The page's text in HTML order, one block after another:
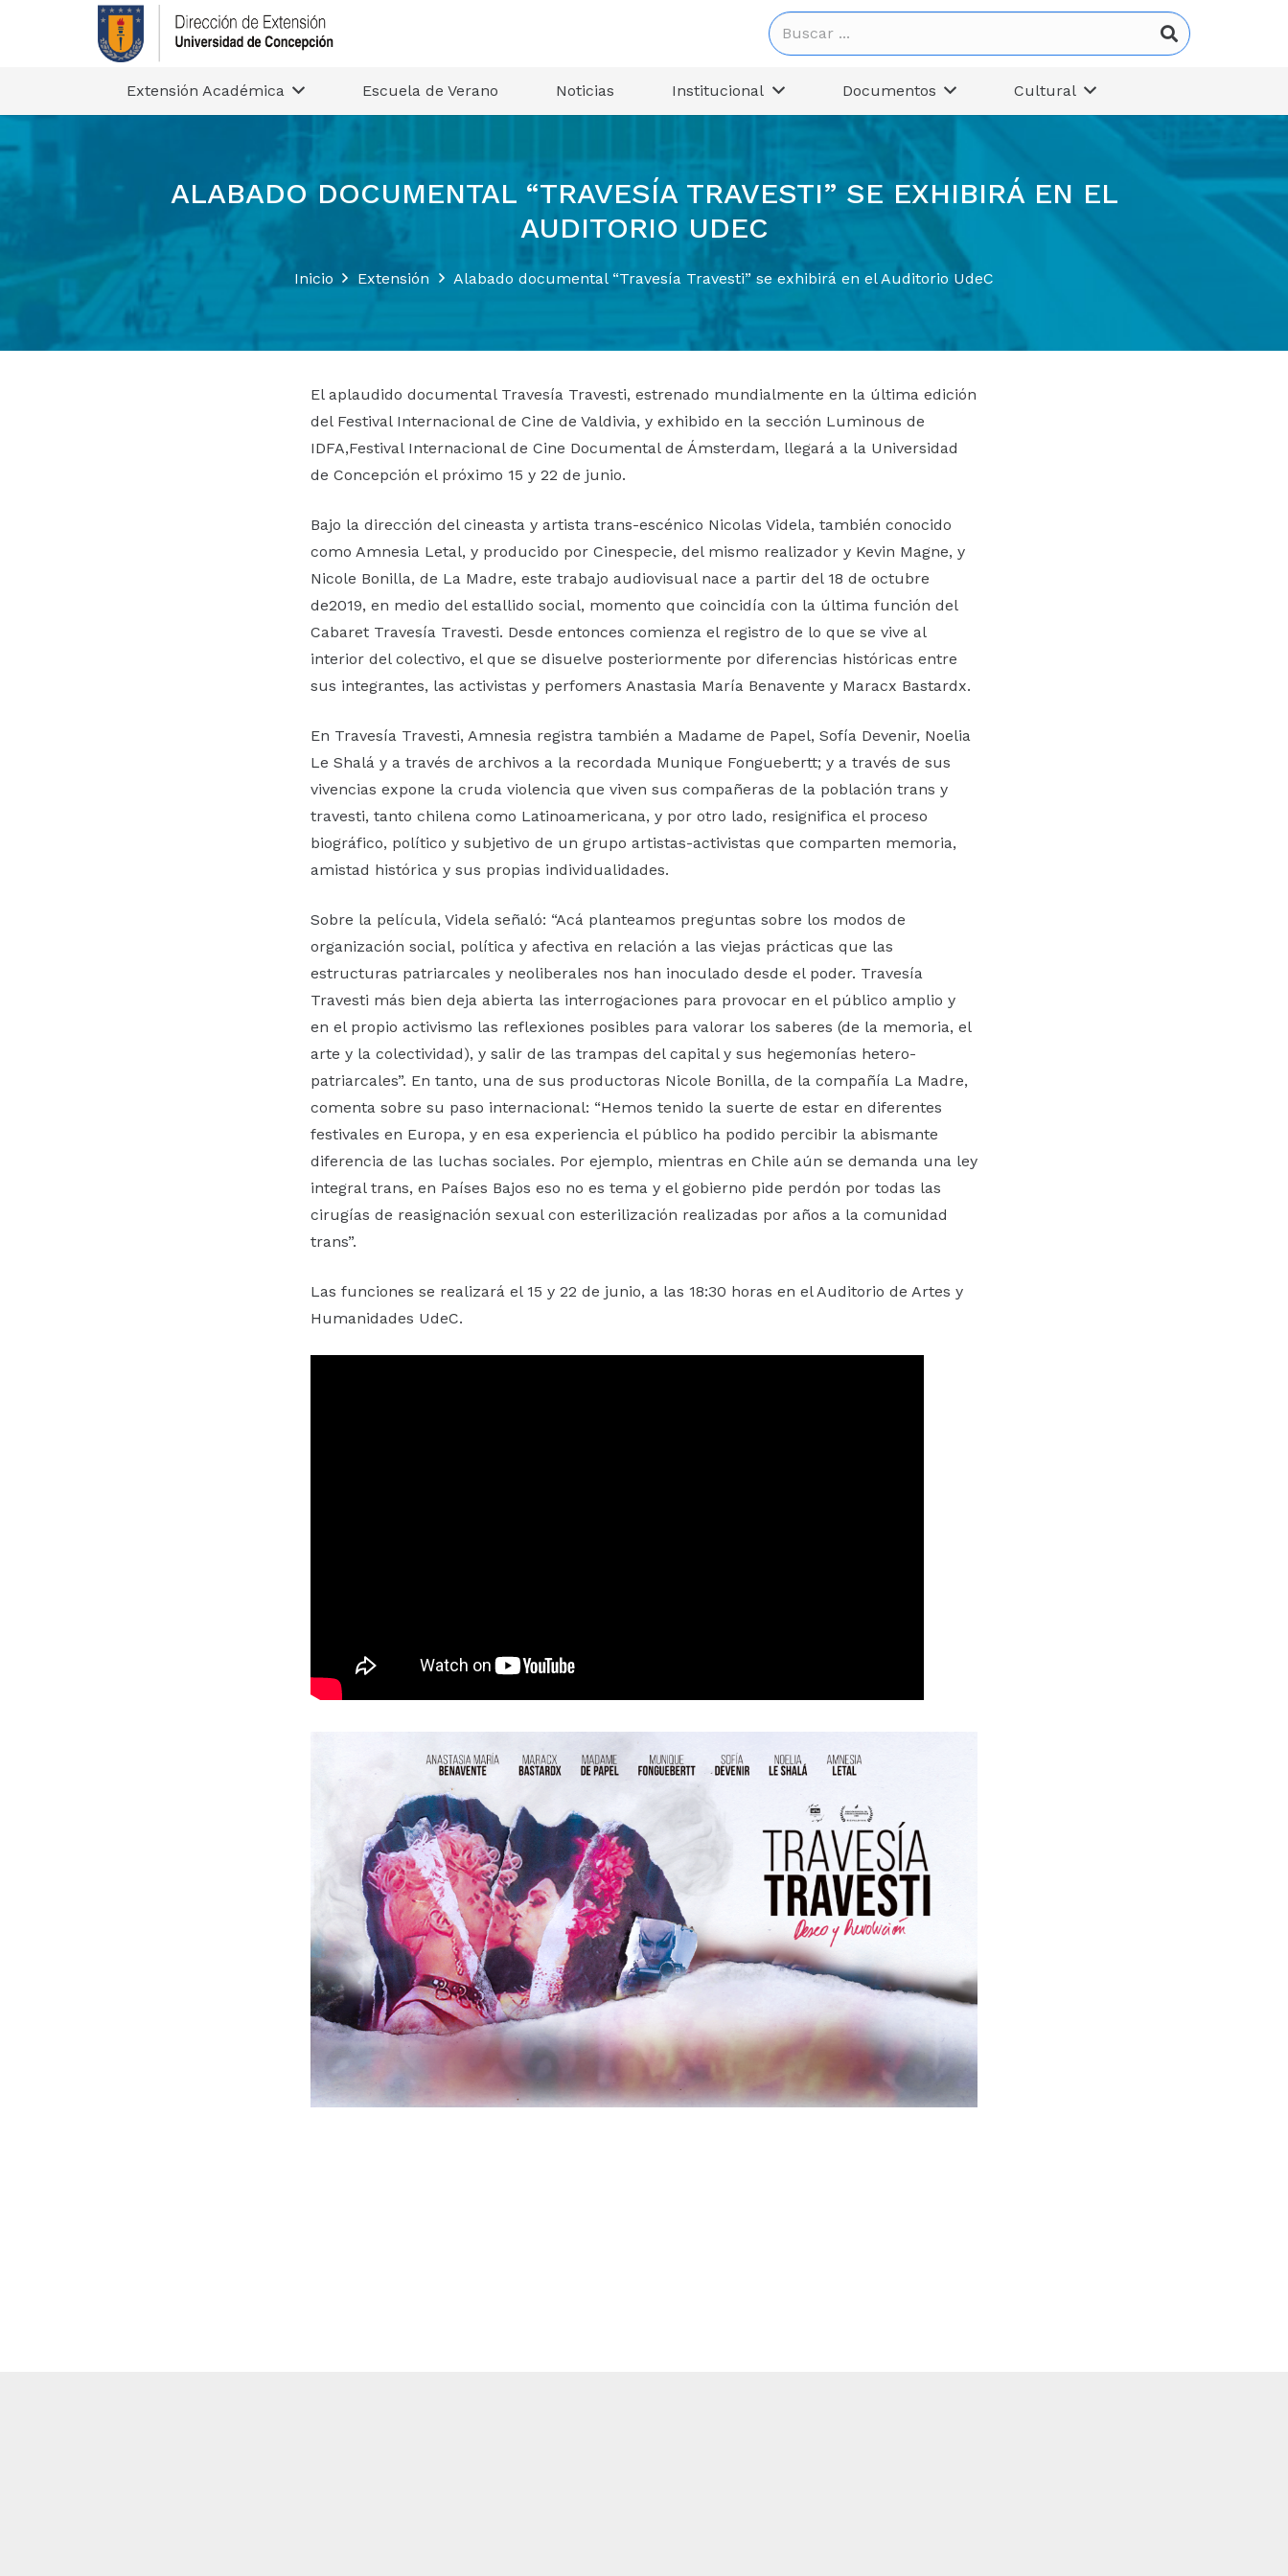
Extensión Académica Escuela de Verano Noticias Institucional Documentos Cultural
ALABADO DOCUMENTAL “TRAVESÍA TRAVESTI” SE EXHIBIRÁ EN EL
AUDITORIO UDEC
Inicio Extensión Alabado documental “Travesía Travesti” se exhibirá en el Auditorio UdeC
El aplaudido documental Travesía Travesti, estrenado mundialmente en la última edición
del Festival Internacional de Cine de Valdivia, y exhibido en la sección Luminous de
IDFA,Festival Internacional de Cine Documental de Ámsterdam, llegará a la Universidad
de Concepción el próximo 15 y 22 de junio.
Bajo la dirección del cineasta y artista trans-escénico Nicolas Videla, también conocido
como Amnesia Letal, y producido por Cinespecie, del mismo realizador y Kevin Magne, y
Nicole Bonilla, de La Madre, este trabajo audiovisual nace a partir del 18 de octubre
de2019, en medio del estallido social, momento que coincidía con la última función del
Cabaret Travesía Travesti. Desde entonces comienza el registro de lo que se vive al
interior del colectivo, el que se disuelve posteriormente por diferencias históricas entre
sus integrantes, las activistas y perfomers Anastasia María Benavente y Maracx Bastardx.
En Travesía Travesti, Amnesia registra también a Madame de Papel, Sofía Devenir, Noelia
Le Shalá y a través de archivos a la recordada Munique Fonguebertt; y a través de sus
vivencias expone la cruda violencia que viven sus compañeras de la población trans y
travesti, tanto chilena como Latinoamericana, y por otro lado, resignifica el proceso
biográfico, político y subjetivo de un grupo artistas-activistas que comparten memoria,
amistad histórica y sus propias individualidades.
Sobre la película, Videla señaló: “Acá planteamos preguntas sobre los modos de
organización social, política y afectiva en relación a las viejas prácticas que las
estructuras patriarcales y neoliberales nos han inoculado desde el poder. Travesía
Travesti más bien deja abierta las interrogaciones para provocar en el público amplio y
en el propio activismo las reflexiones posibles para valorar los saberes (de la memoria, el
arte y la colectividad), y salir de las trampas del capital y sus hegemonías hetero-
patriarcales”. En tanto, una de sus productoras Nicole Bonilla, de la compañía La Madre,
comenta sobre su paso internacional: “Hemos tenido la suerte de estar en diferentes
festivales en Europa, y en esa experiencia el público ha podido percibir la abismante
diferencia de las luchas sociales. Por ejemplo, mientras en Chile aún se demanda una ley
integral trans, en Países Bajos eso no es tema y el gobierno pide perdón por todas las
cirugías de reasignación sexual con esterilización realizadas por años a la comunidad
trans”.
Las funciones se realizará el 15 y 22 de junio, a las 18:30 horas en el Auditorio de Artes y
Humanidades UdeC.